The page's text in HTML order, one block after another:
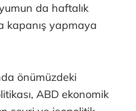
da haftalık
kapanış yapmaya
önümüzdeki
ABD ekonomik